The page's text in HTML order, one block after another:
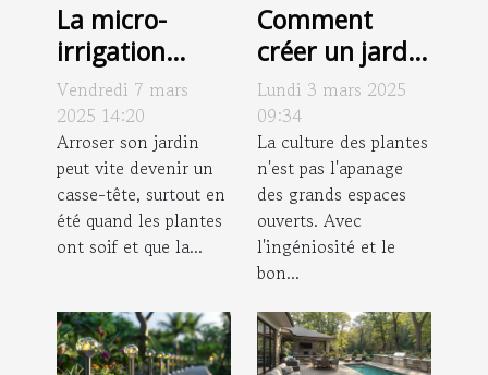
La micro-
irrigation
solaire, la
solution
innovante
pour le jardin !
Vendredi 7 mars
2025 14:20
Arroser son jardin
peut vite devenir un
casse-tête, surtout en
été quand les plantes
ont soif et que la...
Comment
créer un jardin
vertical dans
un petit
espace
Lundi 3 mars 2025
09:34
La culture des plantes
n'est pas l'apanage
des grands espaces
ouverts. Avec
l'ingéniosité et le
bon...